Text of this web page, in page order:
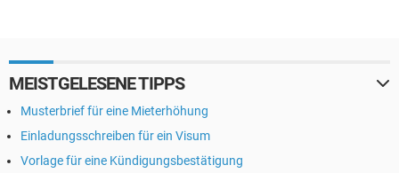
MEISTGELESENE TIPPS
Musterbrief für eine Mieterhöhung
Einladungsschreiben für ein Visum
Vorlage für eine Kündigungsbestätigung